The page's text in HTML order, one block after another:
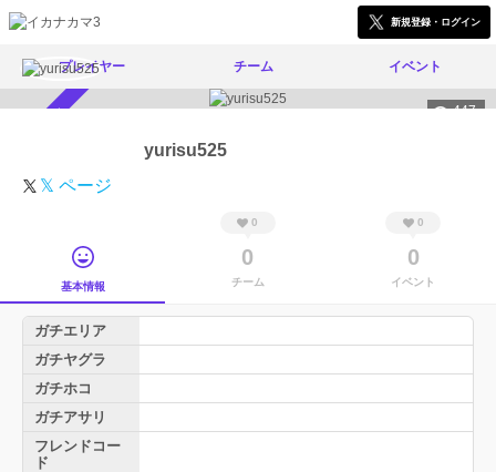
新規登録・ログイン
プレイヤー チーム イベント
447
yurisu525
𝕏 ページ
基本情報
0
0
チーム
0
0
イベント
ガチエリア
ガチヤグラ
ガチホコ
ガチアサリ
フレンドコー
ド